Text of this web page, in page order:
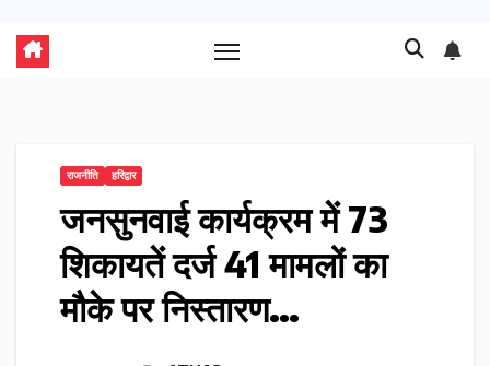
राजनीति हरिद्वार
जनसुनवाई कार्यक्रम में 73
शिकायतें दर्ज 41 मामलों का
मौके पर निस्तारण…